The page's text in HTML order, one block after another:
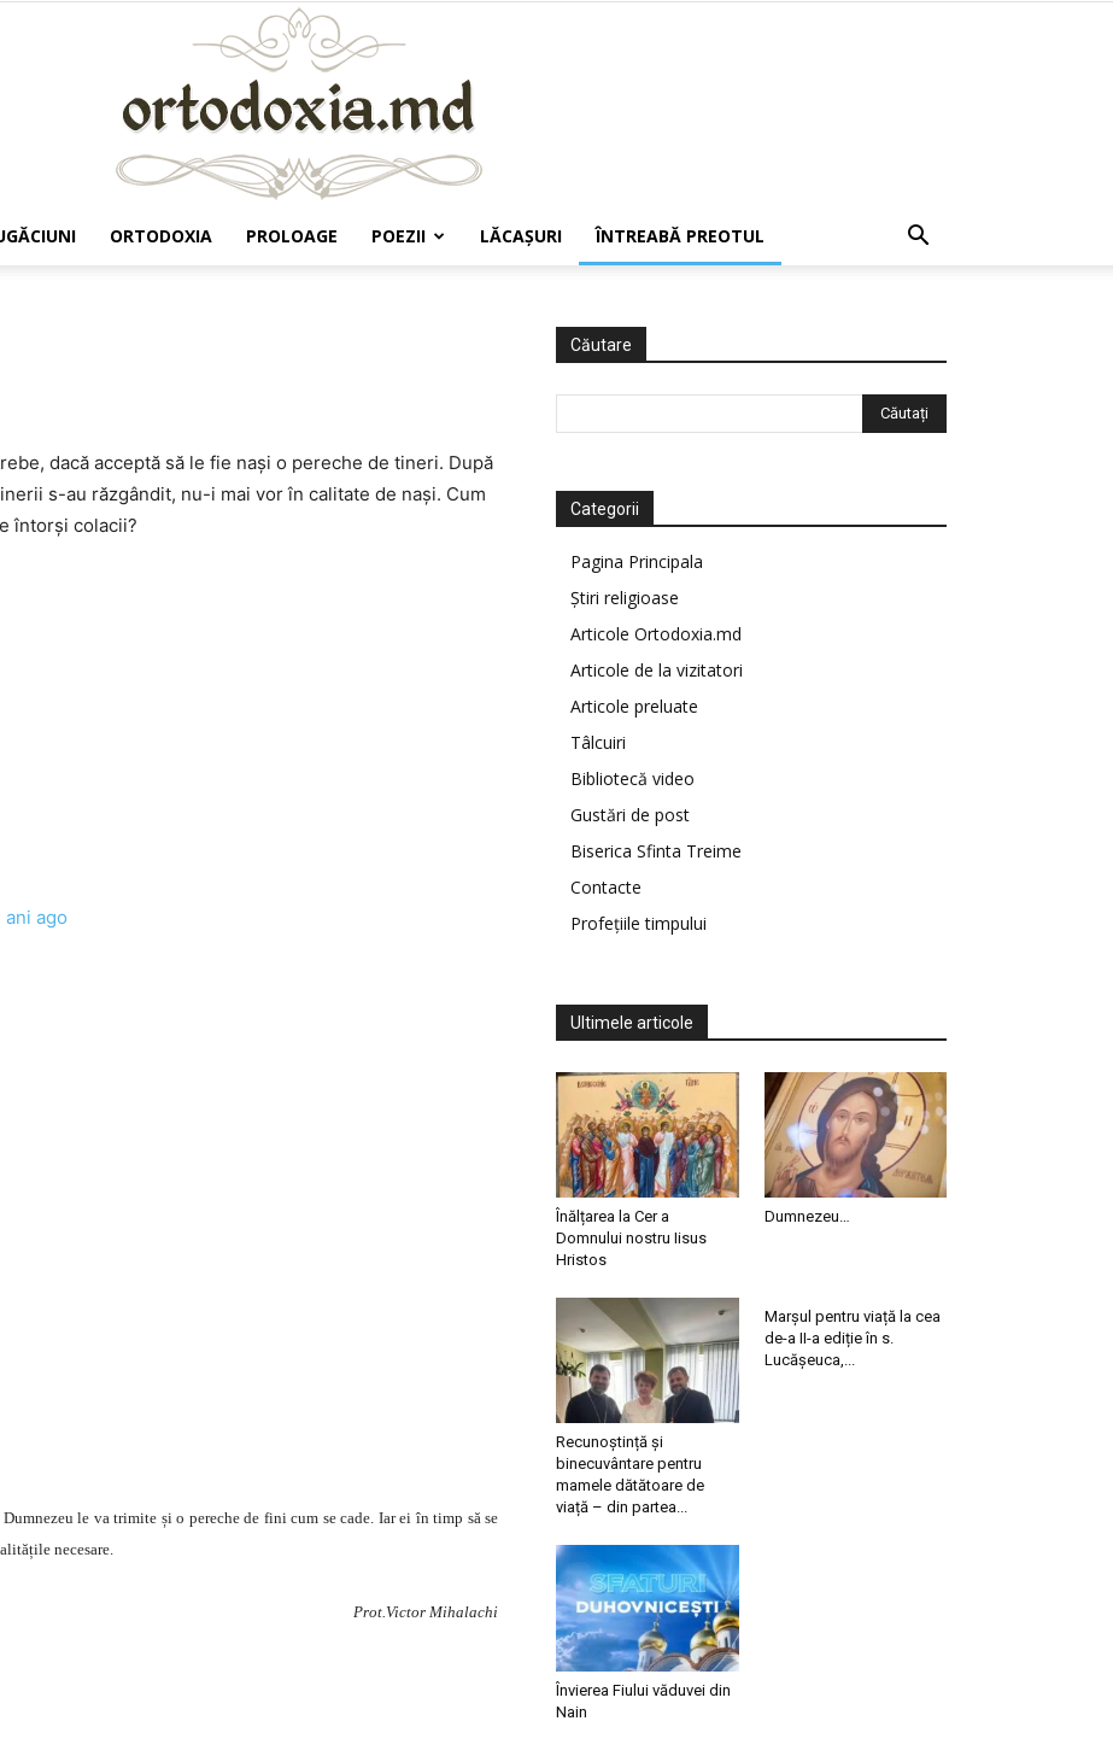
ORTODOXIA PROLOAGE POEZII LĂCAŞURI ÎNTREABĂ PREOTUL
dacă acceptă să le fie nași o pereche de tineri. După
s-au răzgândit, nu-i mai vor în calitate de nași. Cum
întorși colacii?
ani ago
le va trimite și o pereche de fini cum se cade. Iar ei în timp să se
necesare.
Prot.Victor Mihalachi
Căutare
Categorii
Pagina Principala
Știri religioase
Articole Ortodoxia.md
Articole de la vizitatori
Articole preluate
Tâlcuiri
Bibliotecă video
Gustări de post
Biserica Sfinta Treime
Contacte
Profețiile timpului
Ultimele articole
Înălțarea la Cer a
Domnului nostru Iisus
Hristos
Dumnezeu…
Recunoștință și
binecuvântare pentru
mamele dătătoare de
viață – din partea...
Marșul pentru viață la cea
de-a II-a ediție în s.
Lucășeuca,...
Învierea Fiului văduvei din
Nain